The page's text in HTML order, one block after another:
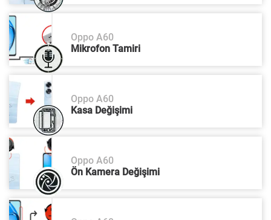
Oppo A60
Mikrofon Tamiri
Oppo A60
Kasa Değişimi
Oppo A60
Ön Kamera Değişimi